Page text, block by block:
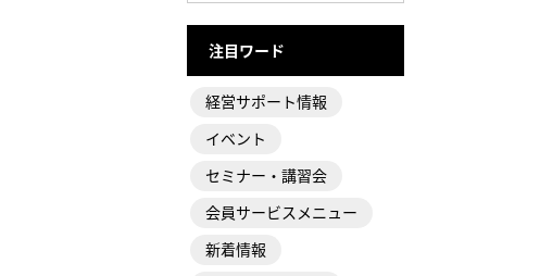
注目ワード
経営サポート情報
イベント
セミナー・講習会
会員サービスメニュー
新着情報